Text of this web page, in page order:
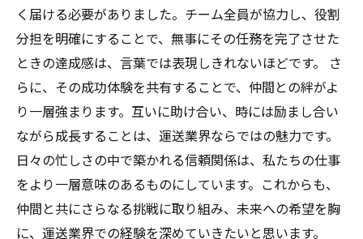
く届ける必要がありました。チーム全員が協力し、役割
分担を明確にすることで、無事にその任務を完了させた
ときの達成感は、言葉では表現しきれないほどです。 さ
らに、その成功体験を共有することで、仲間との絆がよ
り一層強まります。互いに助け合い、時には励まし合い
ながら成長することは、運送業界ならではの魅力です。
日々の忙しさの中で築かれる信頼関係は、私たちの仕事
をより一層意味のあるものにしています。これからも、
仲間と共にさらなる挑戦に取り組み、未来への希望を胸
に、運送業界での経験を深めていきたいと思います。